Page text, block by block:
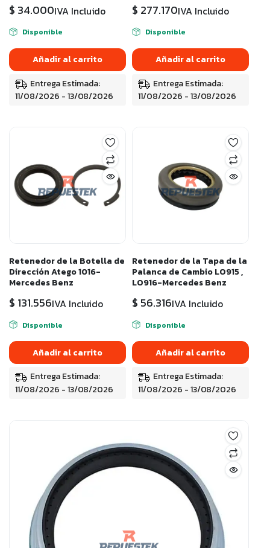
$ 34.000IVA Incluido
Disponible
Añadir al carrito
Entrega Estimada:
11/08/2026 - 13/08/2026
$ 277.170IVA Incluido
Disponible
Añadir al carrito
Entrega Estimada:
11/08/2026 - 13/08/2026
Retenedor de la Botella de
Dirección Atego 1016-
Mercedes Benz
$ 131.556IVA Incluido
Disponible
Añadir al carrito
Entrega Estimada:
11/08/2026 - 13/08/2026
Retenedor de la Tapa de la
Palanca de Cambio LO915 ,
LO916-Mercedes Benz
$ 56.316IVA Incluido
Disponible
Añadir al carrito
Entrega Estimada:
11/08/2026 - 13/08/2026